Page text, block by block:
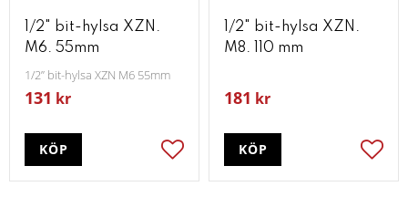
1/2" bit-hylsa XZN.
M6. 55mm
1/2” bit-hylsa XZN M6 55mm
131 kr
Lägg till i favoriter
KÖP
1/2" bit-hylsa XZN.
M8. 110 mm
181 kr
KÖP